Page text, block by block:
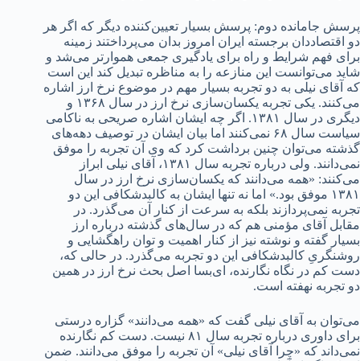
پرسش جامانده دوم: پرسش بسیار تعیین‌کننده دیگر که اگر هر
دو اقتصاددان برجسته ایران امروز بدان می‌پرداختند زمینه
برای فهم شرایط و راه برای یادگیری جمعی هموارتر می‌شد و
شاید می‌توانست این منازعه را به مناظره تبدیل کند این است
که آقای نیلی به دو تجربه بسیار مهم در موضوع نرخ ارز اشاره
می‌کنند. یکی تجربه یکسان‌سازی نرخ ارز در سال ۱۳۶۸ و
دیگری در سال ۱۳۸۱. اگر چه ایشان اشاره صریحی به ناکامی
سیاست سال ۶۸ نمی‌کنند اما بیان ایشان در توصیف دهه‌های
گذشته می‌توان چنین برداشت کرد که وی آن تجربه را موفق
نمی‌دانند. ولی درباره تجربه سال ۱۳۸۱، آقای نیلی ابراز
می‌کنند: «همه می‌دانند که یکسان‌سازی نرخ ارز در سال
۱۳۸۱ موفق بود.» اما نه تنها ایشان به کالبدشکافی این دو
تجربه نمی‌پردازند بلکه به سرعت از کنار آن می‌گذرد. در
مقابل آقای مؤمنی هم که در سال‌های گذشته درباره ارز
بسیار گفته و نوشته نیز از کنار اهمیت و توان راهگشایی و
روشنگریِ کالبدشکافی این دو تجربه می‌گذرد. در حالی که،
دست کم در نگاه نگارنده، ای‌بسا اصل بحث نرخ ارز در همین
دو تجربه نهفته است.
می‌توان به آقای نیلی گفت که «همه می‌دانند» گزاره درستی
برای داوری درباره تجربه سال ۸۱ نیست. دست کم نگارنده
نمی‌داند که «چرا آقای نیلی» آن تجربه را موفق می‌دانند. ضمن